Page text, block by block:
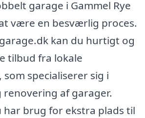
garage i Gammel Rye
være en besværlig proces.
kan du hurtigt og
tilbud fra lokale
specialiserer sig i
af garager.
har brug for ekstra plads til